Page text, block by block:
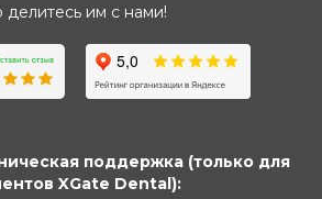
делитесь им с нами!
поддержка (только для
XGate Dental):